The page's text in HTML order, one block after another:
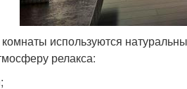
используются
релакса: